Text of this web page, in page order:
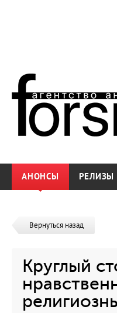
АНОНСЫ РЕЛИЗЫ
Вернуться назад
Круглый